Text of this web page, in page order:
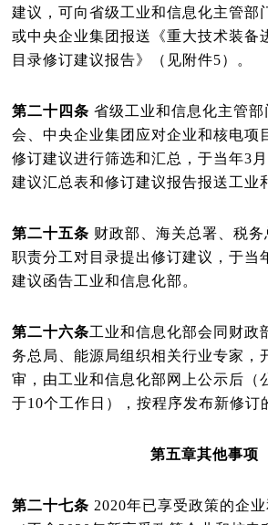
建议，可向省级工业和信息化主管部
或中央企业集团报送《重大技术装备
目录修订建议报告》（见附件5）。
第二十四条 省级工业和信息化主管
会、中央企业集团应对企业和核电项
修订建议进行筛选和汇总，于当年3 月
建议汇总表和修订建议报告报送工业
第二十五条 财政部、海关总署、税
职责分工对目录提出修订建议，于当
建议函告工业和信息化部。
第二十六条工业和信息化部会同财政
务总局、能源局组织相关行业专家，
审，由工业和信息化部网上公示后（
于10个工作日），按程序发布新修订
第五章其他事项
第二十七条 2020年已享受政策的企